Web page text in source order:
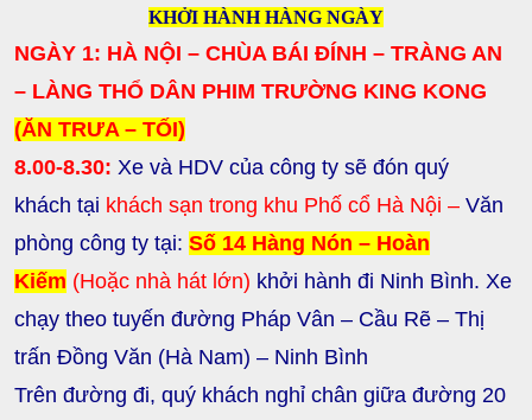
KHỞI HÀNH HÀNG NGÀY
NGÀY 1: HÀ NỘI – CHÙA BÁI ĐÍNH – TRÀNG AN
– LÀNG THỔ DÂN PHIM TRƯỜNG KING KONG
(ĂN TRƯA – TỐI)
8.00-8.30: Xe và HDV của công ty sẽ đón quý
khách tại khách sạn trong khu Phố cổ Hà Nội – Văn
phòng công ty tại: Số 14 Hàng Nón – Hoàn
Kiếm (Hoặc nhà hát lớn) khởi hành đi Ninh Bình. Xe
chạy theo tuyến đường Pháp Vân – Cầu Rẽ – Thị
trấn Đồng Văn (Hà Nam) – Ninh Bình
Trên đường đi, quý khách nghỉ chân giữa đường 20